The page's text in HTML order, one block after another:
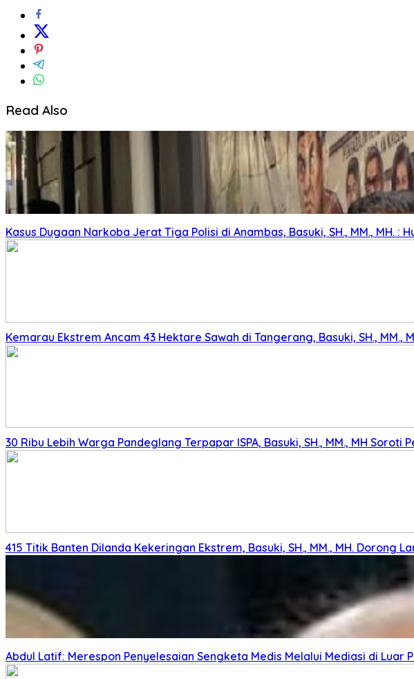
Read Also
Kasus Dugaan Narkoba Jerat Tiga Polisi di Anambas, Basuki, SH., MM., MH. :
Kemarau Ekstrem Ancam 43 Hektare Sawah di Tangerang, Basuki, SH., MM.,
30 Ribu Lebih Warga Pandeglang Terpapar ISPA, Basuki, SH., MM., MH Soroti
415 Titik Banten Dilanda Kekeringan Ekstrem, Basuki, SH., MM., MH. Dorong
Abdul Latif: Merespon Penyelesaian Sengketa Medis Melalui Mediasi di Luar